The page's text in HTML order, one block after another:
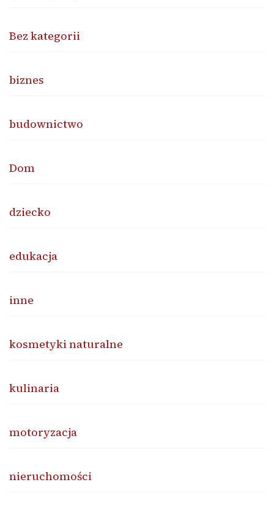
Bez kategorii
biznes
budownictwo
Dom
dziecko
edukacja
inne
kosmetyki naturalne
kulinaria
motoryzacja
nieruchomości